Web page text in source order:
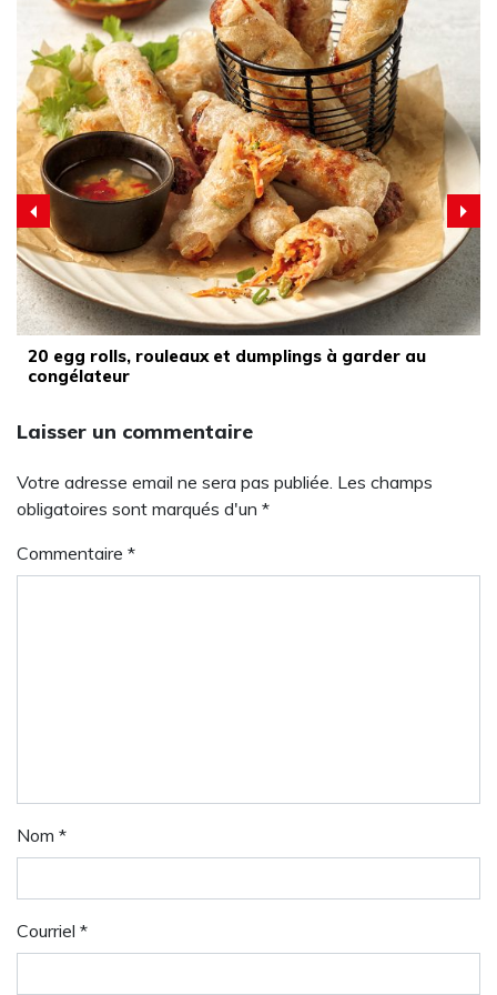
20 egg rolls, rouleaux et dumplings à garder au
congélateur
Laisser un commentaire
Votre adresse email ne sera pas publiée. Les champs
obligatoires sont marqués d'un *
Commentaire *
Nom *
Courriel *